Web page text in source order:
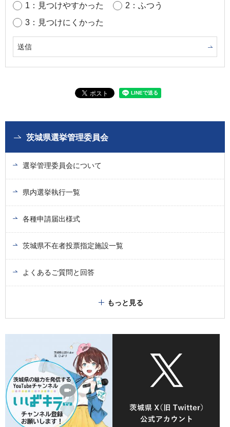
1：見つけやすかった
2：ふつう
3：見つけにくかった
茨城県選挙管理委員会
選挙管理委員会について
県内選挙執行一覧
各種申請届出様式
茨城県不在者投票指定施設一覧
よくあるご質問と回答
もっと見る